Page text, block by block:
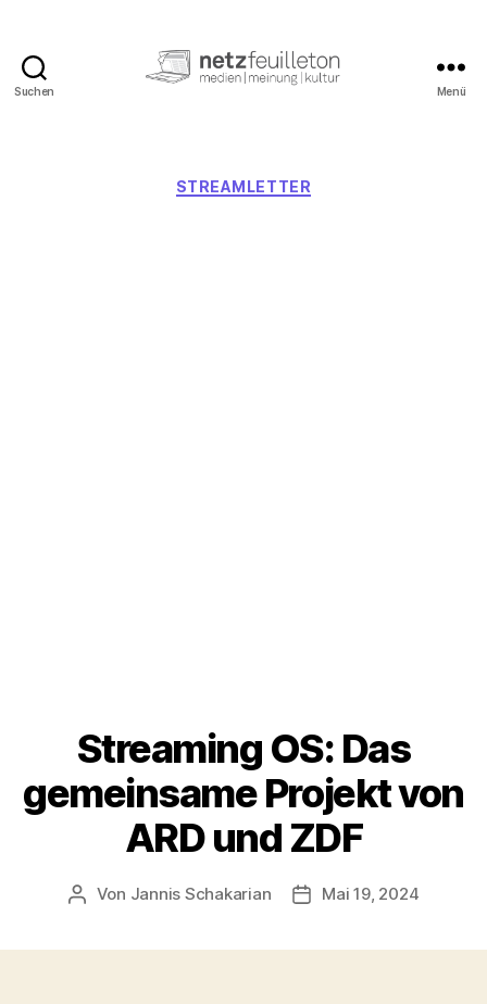
Suchen Menü
Kategorien
STREAMLETTER
Streaming OS: Das
gemeinsame Projekt von
ARD und ZDF
Beitragsautor
Von Jannis Schakarian Mai 19, 2024